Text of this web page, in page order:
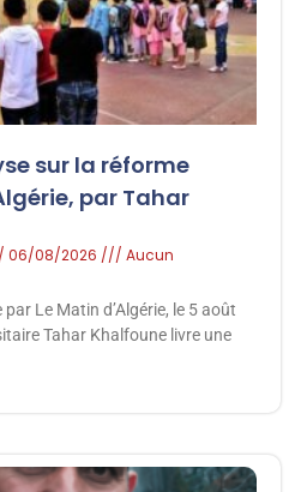
sur la réforme
par Tahar
06/08/2026
Aucun
Le Matin d’Algérie, le 5 août
Tahar Khalfoune livre une